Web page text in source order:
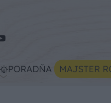
PORADŇA MAJSTER